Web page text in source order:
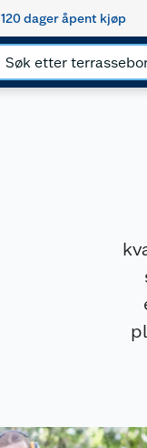
120 dager åpent kjøp